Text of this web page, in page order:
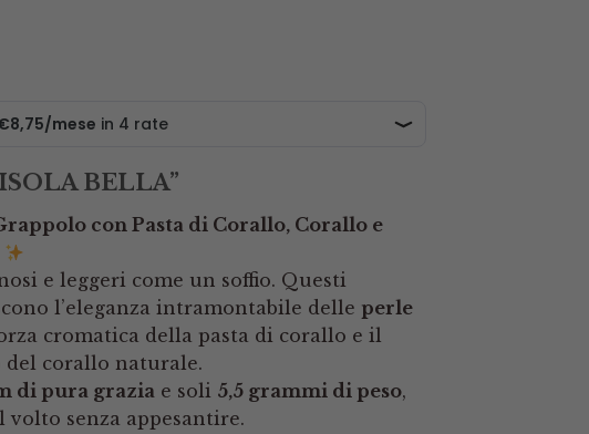
BELLA”
con Pasta di Corallo, Corallo e
e leggeri come un soffio. Questi
l’eleganza intramontabile delle perle
cromatica della pasta di corallo e il
del corallo naturale.
di pura grazia e soli 5,5 grammi di peso,
volto senza appesantire.